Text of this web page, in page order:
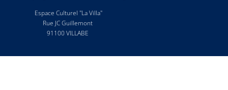
Espace Culturel "La Villa"
Rue JC Guillemont
91100 VILLABE